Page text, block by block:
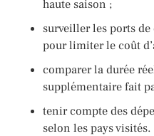
haute saison ;
surveiller les ports de
pour limiter le coût
comparer la durée
supplémentaire fait
tenir compte des
selon les pays visités.